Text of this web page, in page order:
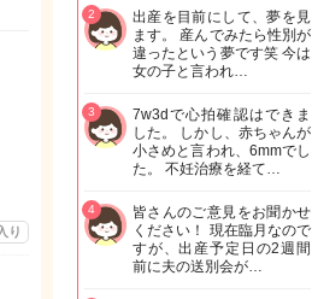
り
出産を目前にして、夢を見
ます。 産んでみたら性別が
違ったという夢です笑 今は
女の子と言われ…
2
7w3dで心拍確認はできま
した。 しかし、赤ちゃんが
小さめと言われ、6mmでし
た。 不妊治療を経て…
3
皆さんのご意見をお聞かせ
ください！ 現在臨月なので
すが、出産予定日の2週間
前に夫の送別会が…
4